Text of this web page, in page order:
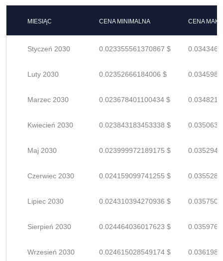
MIESIĄC CENA MINIMALNA CENA
Styczeń 2030 0.023355561370867 $
Luty 2030 0.02352666184006 $
Marzec 2030 0.023678401100434 $
Kwiecień 2030 0.023843183453338 $
Maj 2030 0.023999972189175 $
Czerwiec 2030 0.024159099741255 $
Lipiec 2030 0.024310394270936 $
Sierpień 2030 0.024464036017623 $
Wrzesień 2030 0.024615028549174 $